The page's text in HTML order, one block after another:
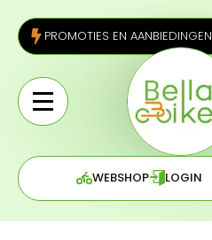
PROMOTIES EN AANBIEDINGEN
WEBSHOP LOGIN